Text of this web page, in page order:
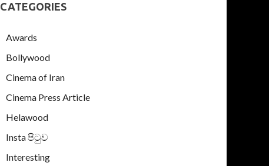
CATEGORIES
Awards
Bollywood
Cinema of Iran
Cinema Press Article
Helawood
Insta පිටුව
Interesting